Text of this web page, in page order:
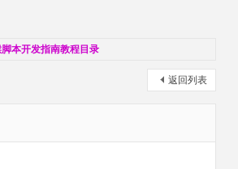
本开发指南教程目录
返回列表